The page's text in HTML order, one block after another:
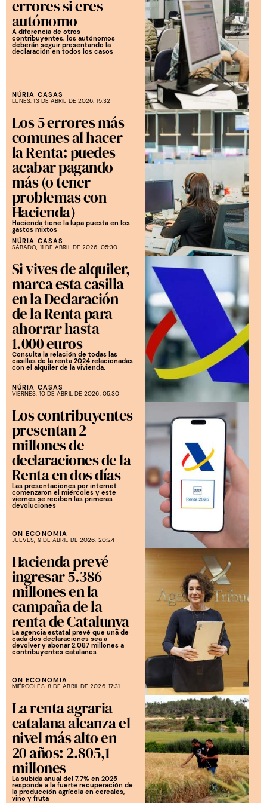
errores si eres
autónomo
A diferencia de otros
contribuyentes, los autónomos
deberán seguir presentando la
declaración en todos los casos
NÚRIA CASAS
LUNES, 13 DE ABRIL DE 2026. 15:32
Los 5 errores más
comunes al hacer
la Renta: puedes
acabar pagando
más (o tener
problemas con
Hacienda)
Hacienda tiene la lupa puesta en los
gastos mixtos
NÚRIA CASAS
SÁBADO, 11 DE ABRIL DE 2026. 05:30
Si vives de alquiler,
marca esta casilla
en la Declaración
de la Renta para
ahorrar hasta
1.000 euros
Consulta la relación de todas las
casillas de la renta 2024 relacionadas
con el alquiler de la vivienda.
NÚRIA CASAS
VIERNES, 10 DE ABRIL DE 2026. 05:30
Los contribuyentes
presentan 2
millones de
declaraciones de la
Renta en dos días
Las presentaciones por internet
comenzaron el miércoles y este
viernes se reciben las primeras
devoluciones
ON ECONOMIA
JUEVES, 9 DE ABRIL DE 2026. 20:24
Hacienda prevé
ingresar 5.386
millones en la
campaña de la
renta de Catalunya
La agencia estatal prevé que una de
cada dos declaraciones sea a
devolver y abonar 2.087 millones a
contribuyentes catalanes
ON ECONOMIA
MIÉRCOLES, 8 DE ABRIL DE 2026. 17:31
La renta agraria
catalana alcanza el
nivel más alto en
20 años: 2.805,1
millones
La subida anual del 7,7% en 2025
responde a la fuerte recuperación de
la producción agrícola en cereales,
vino y fruta